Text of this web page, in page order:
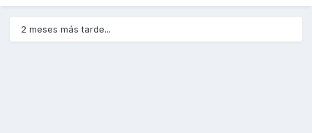
2 meses más tarde...